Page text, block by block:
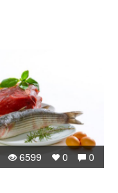
0
0
6599